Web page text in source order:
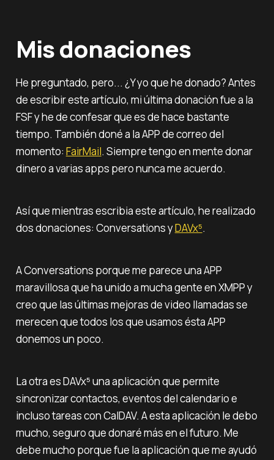
Mis donaciones
He preguntado, pero... ¿Y yo que he donado? Antes
de escribir este artículo, mi última donación fue a la
FSF y he de confesar que es de hace bastante
tiempo. También doné a la APP de correo del
momento: FairMail. Siempre tengo en mente donar
dinero a varias apps pero nunca me acuerdo.
Así que mientras escribia este artículo, he realizado
dos donaciones: Conversations yDAVx⁵.
A Conversations porque me parece una APP
maravillosa que ha unido a mucha gente en XMPP y
creo que las últimas mejoras de video llamadas se
merecen que todos los que usamos ésta APP
donemos un poco.
La otra es DAVx⁵ una aplicación que permite
sincronizar contactos, eventos del calendario e
incluso tareas con CalDAV. A esta aplicación le debo
mucho, seguro que donaré más en el futuro. Me
debe mucho porque fue la aplicación que me ayudó